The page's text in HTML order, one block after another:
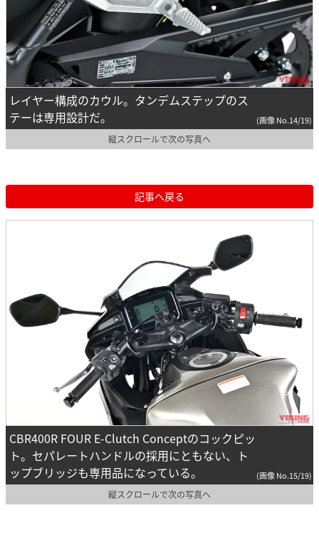
レイヤー構成のカウル。タンデムステップのス
テーは専用設計だ。
(画像 No.14/19)
縦スクロールで次の写真へ
記事へ戻る
CBR400R FOUR E-Clutch Conceptのコックピッ
ト。セパレートハンドルの採用にともない、ト
ップブリッジも専用品になっている。
(画像 No.15/19)
縦スクロールで次の写真へ